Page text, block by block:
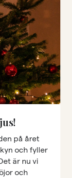
på året
och fyller
är nu vi
och